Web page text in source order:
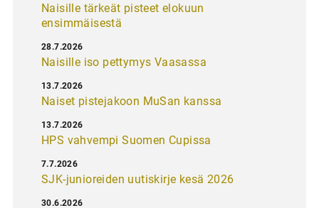
Naisille tärkeät pisteet elokuun
ensimmäisestä
Naisille iso pettymys Vaasassa
28.7.2026
Naiset pistejakoon MuSan kanssa
13.7.2026
HPS vahvempi Suomen Cupissa
13.7.2026
SJK-junioreiden uutiskirje kesä 2026
7.7.2026
30.6.2026